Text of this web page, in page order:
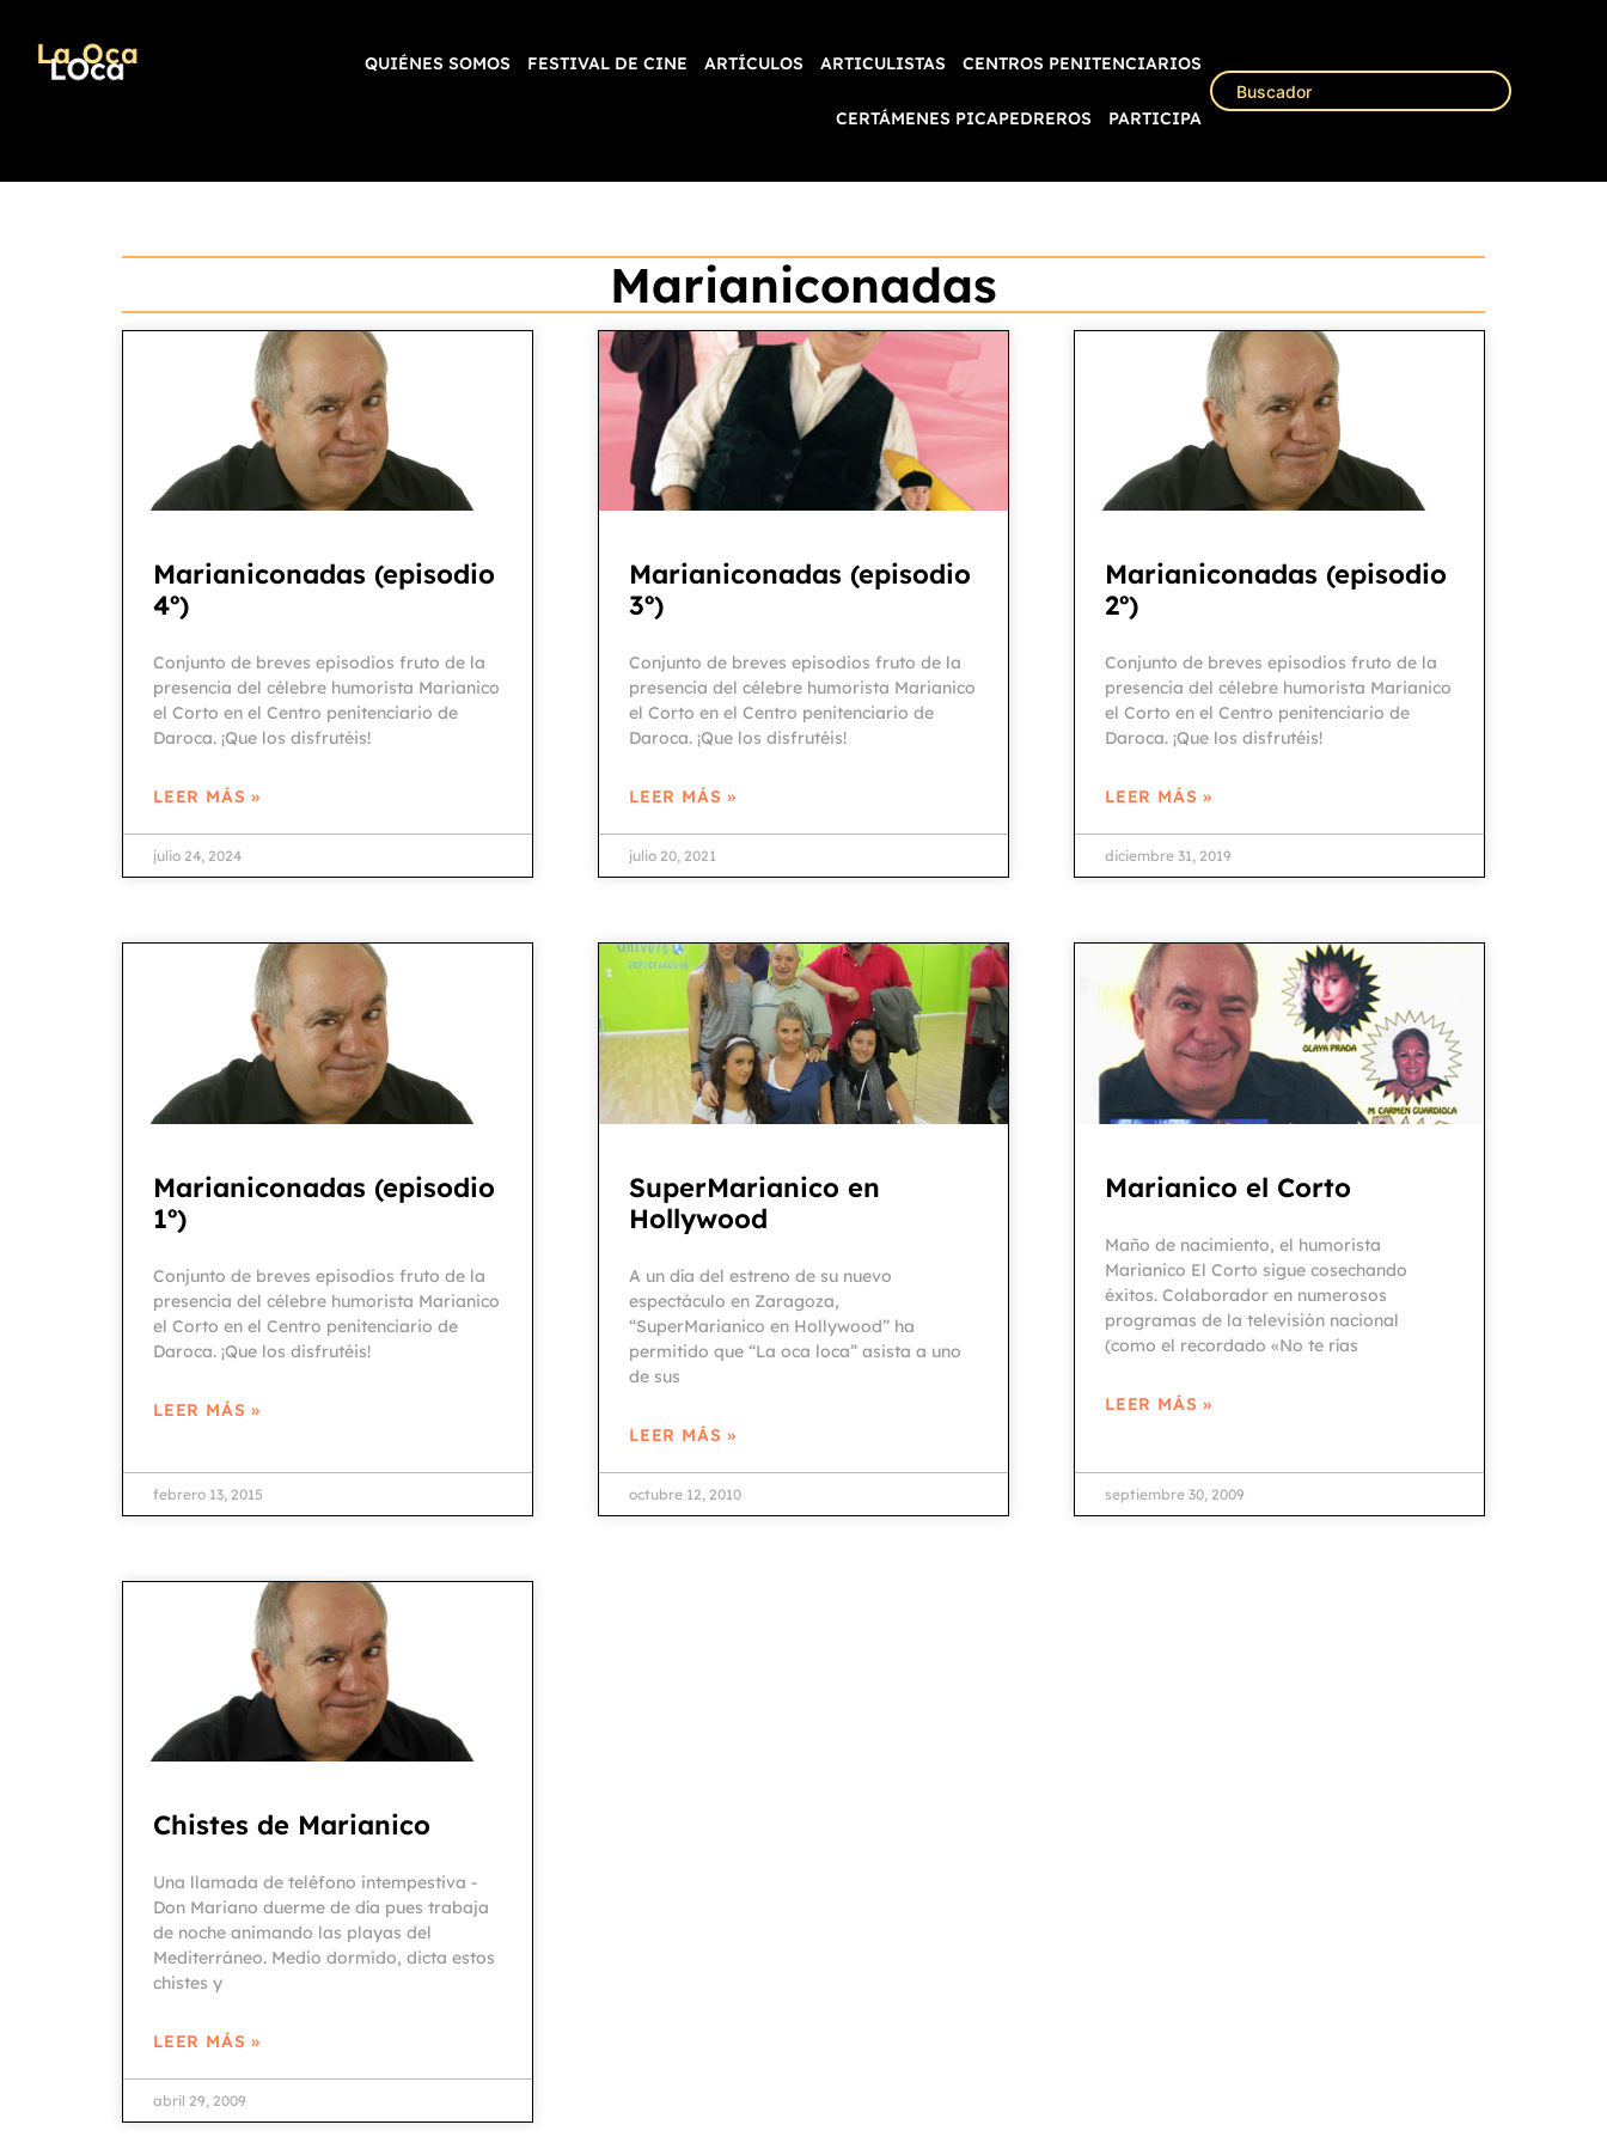
QUIÉNES SOMOS FESTIVAL DE CINE ARTÍCULOS ARTICULISTAS CENTROS PENITENCIARIOS
CERTÁMENES PICAPEDREROS PARTICIPA
Marianiconadas
Marianiconadas (episodio
4º)
Conjunto de breves episodios fruto de la
presencia del célebre humorista Marianico
el Corto en el Centro penitenciario de
Daroca. ¡Que los disfrutéis!
LEER MÁS »
julio 24, 2024
Marianiconadas (episodio
3º)
Conjunto de breves episodios fruto de la
presencia del célebre humorista Marianico
el Corto en el Centro penitenciario de
Daroca. ¡Que los disfrutéis!
LEER MÁS »
julio 20, 2021
Marianiconadas (episodio
2º)
Conjunto de breves episodios fruto de la
presencia del célebre humorista Marianico
el Corto en el Centro penitenciario de
Daroca. ¡Que los disfrutéis!
LEER MÁS »
diciembre 31, 2019
Marianiconadas (episodio
1º)
Conjunto de breves episodios fruto de la
presencia del célebre humorista Marianico
el Corto en el Centro penitenciario de
Daroca. ¡Que los disfrutéis!
LEER MÁS »
febrero 13, 2015
SuperMarianico en
Hollywood
A un día del estreno de su nuevo
espectáculo en Zaragoza,
“SuperMarianico en Hollywood” ha
permitido que “La oca loca” asista a uno
de sus
LEER MÁS »
octubre 12, 2010
Marianico el Corto
Maño de nacimiento, el humorista
Marianico El Corto sigue cosechando
éxitos. Colaborador en numerosos
programas de la televisión nacional
(como el recordado «No te rías
LEER MÁS »
septiembre 30, 2009
Chistes de Marianico
Una llamada de teléfono intempestiva -
Don Mariano duerme de día pues trabaja
de noche animando las playas del
Mediterráneo. Medio dormido, dicta estos
chistes y
LEER MÁS »
abril 29, 2009